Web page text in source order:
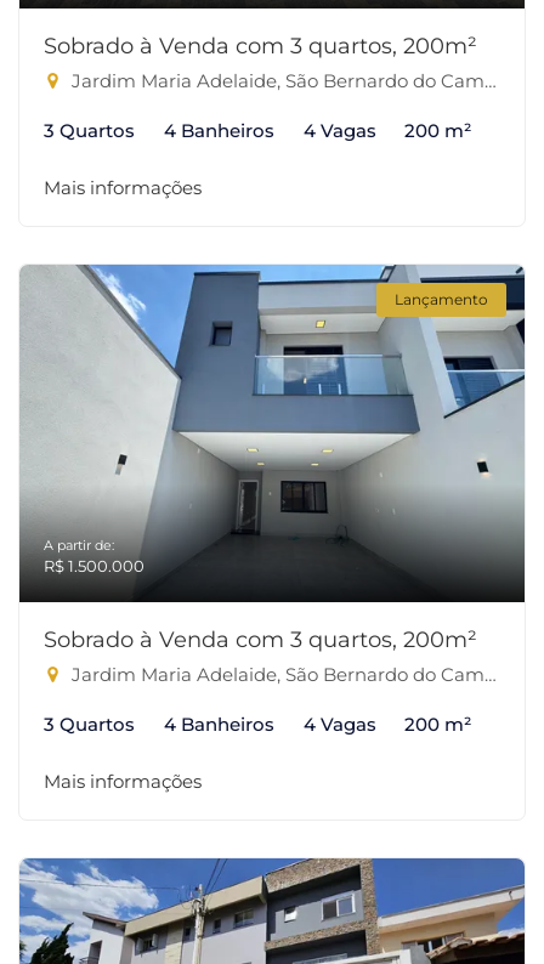
Sobrado à Venda com 3 quartos, 200m²
Jardim Maria Adelaide, São Bernardo do Campo-SP
3 Quartos 4 Banheiros 4 Vagas 200 m²
Mais informações
Lançamento
A partir de:
R$ 1.500.000
Sobrado à Venda com 3 quartos, 200m²
Jardim Maria Adelaide, São Bernardo do Campo-SP
3 Quartos 4 Banheiros 4 Vagas 200 m²
Mais informações